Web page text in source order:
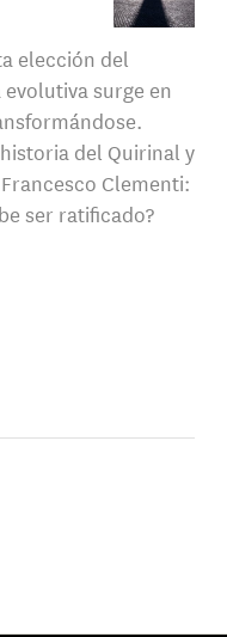
elección del
surge en
del Quirinal y
Clementi:
ser ratificado?